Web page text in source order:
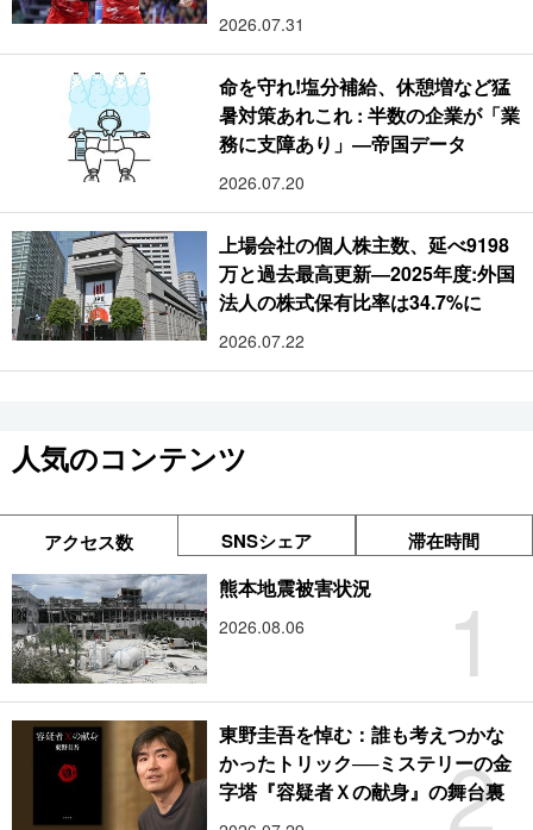
2026.07.31
命を守れ!塩分補給、休憩増など猛
暑対策あれこれ : 半数の企業が「業
務に支障あり」―帝国データ
2026.07.20
上場会社の個人株主数、延べ9198
万と過去最高更新―2025年度:外国
法人の株式保有比率は34.7%に
2026.07.22
人気のコンテンツ
アクセス数 SNSシェア 滞在時間
1
熊本地震被害状況
2026.08.06
2
東野圭吾を悼む：誰も考えつかな
かったトリック──ミステリーの金
字塔『容疑者Ｘの献身』の舞台裏